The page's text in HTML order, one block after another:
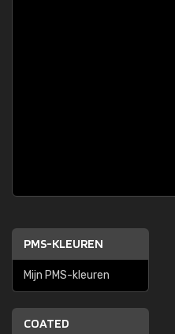
PMS-KLEUREN
Mijn PMS-kleuren
COATED